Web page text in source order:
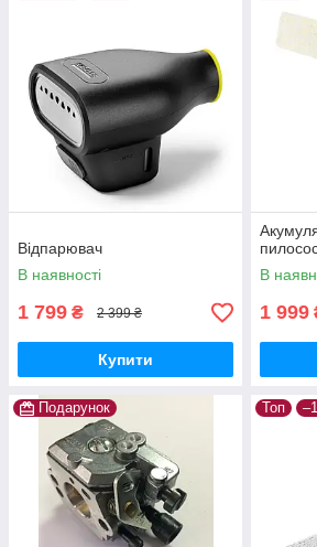
Відпарювач
В наявності
1 799 ₴ 2 399 ₴
Купити
В
1 999
Подарунок Топ